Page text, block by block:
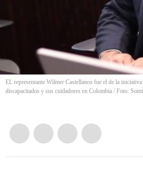
EL representante Wilmer Castellanos fue el de la
discapacitados y sus cuidadores en Colombia / Foto: